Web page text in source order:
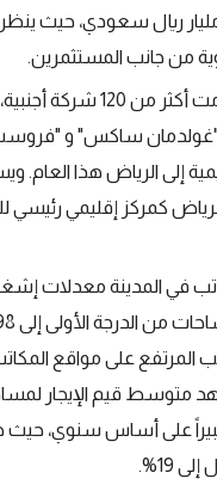
بإجمالي 11.7 مليار ريال سعودي،
من جانب المستثمرين.
ومن جهة أخرى، قامت أكثر
ساكس" و "فروست
إلى الرياض هذا العام.
كمركز إقليمي رئيسي
في المدينة معدلات
المرتفع على مواقع
متوسط قيم الإيجار
كبيراً على أساس سنوي،
19%.